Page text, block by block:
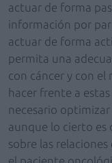
actuar de forma
información por
actuar de forma
permita una
con cáncer y con el
hacer frente a
necesario
aunque lo cierto es
sobre las